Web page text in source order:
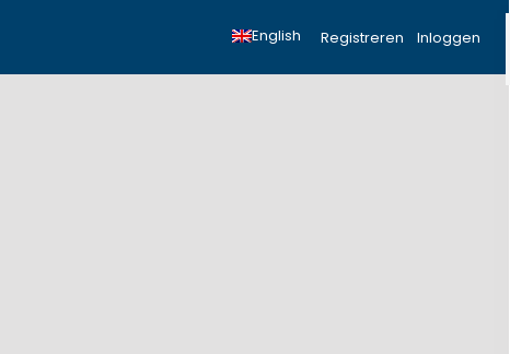
Registreren Inloggen
English